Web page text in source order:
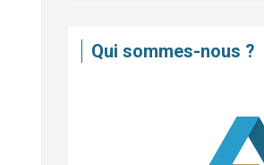
c
Qui sommes-nous ?